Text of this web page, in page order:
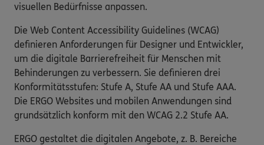
visuellen Bedürfnisse anpassen.
Die Web Content Accessibility Guidelines (WCAG)
definieren Anforderungen für Designer und Entwickler,
um die digitale Barrierefreiheit für Menschen mit
Behinderungen zu verbessern. Sie definieren drei
Konformitätsstufen: Stufe A, Stufe AA und Stufe AAA.
Die ERGO Websites und mobilen Anwendungen sind
grundsätzlich konform mit den WCAG 2.2 Stufe AA.
ERGO gestaltet die digitalen Angebote, z. B. Bereiche